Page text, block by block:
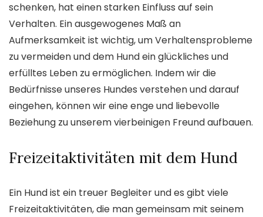
schenken, hat einen starken Einfluss auf sein
Verhalten. Ein ausgewogenes Maß an
Aufmerksamkeit ist wichtig, um Verhaltensprobleme
zu vermeiden und dem Hund ein glückliches und
erfülltes Leben zu ermöglichen. Indem wir die
Bedürfnisse unseres Hundes verstehen und darauf
eingehen, können wir eine enge und liebevolle
Beziehung zu unserem vierbeinigen Freund aufbauen.
Freizeitaktivitäten mit dem Hund
Ein Hund ist ein treuer Begleiter und es gibt viele
Freizeitaktivitäten, die man gemeinsam mit seinem